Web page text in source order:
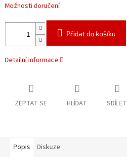
Možnosti doručení
Přidat do košíku
Detailní informace
ZEPTAT SE HLÍDAT SDÍLET
Popis Diskuze